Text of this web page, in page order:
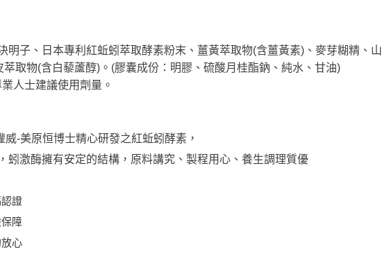
明子、日本專利紅蚯蚓萃取酵素粉末、薑黃萃取物(含薑黃素)、麥芽糊精、山
取物(含白藜蘆醇)。(膠囊成份：明膠、硫酸月桂酯鈉、純水、甘油)
人士建議使用劑量。
-美原恒博士精心研發之紅蚯蚓酵素，
蚓激酶擁有安定的結構，原料講究、製程用心、養生調理質優
證
障
心